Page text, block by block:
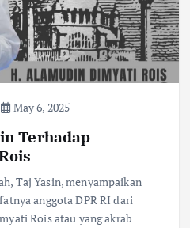
May 6, 2025
Terhadap
Taj Yasin, menyampaikan
anggota DPR RI dari
Rois atau yang akrab